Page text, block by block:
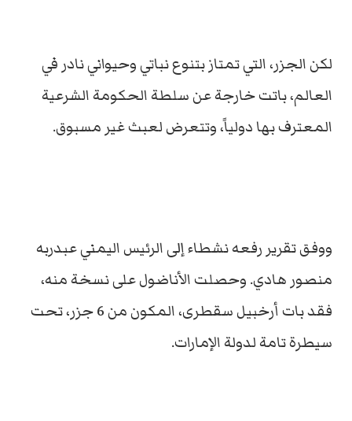
لكن الجزر، التي تمتاز بتنوع نباتي وحيواني نادر في
العالم، باتت خارجة عن سلطة الحكومة الشرعية
المعترف بها دولياً، وتتعرض لعبث غير مسبوق.
ووفق تقرير رفعه نشطاء إلى الرئيس اليمني عبدربه
منصور هادي. وحصلت الأناضول على نسخة منه،
فقد بات أرخبيل سقطرى، المكون من 6 جزر، تحت
سيطرة تامة لدولة الإمارات.